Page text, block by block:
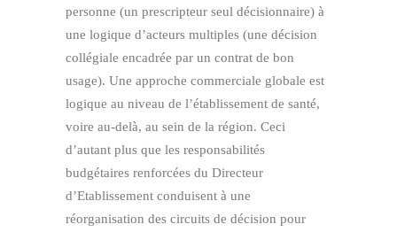
personne (un prescripteur seul décisionnaire) à
une logique d’acteurs multiples (une décision
collégiale encadrée par un contrat de bon
usage). Une approche commerciale globale est
logique au niveau de l’établissement de santé,
voire au-delà, au sein de la région. Ceci
d’autant plus que les responsabilités
budgétaires renforcées du Directeur
d’Etablissement conduisent à une
réorganisation des circuits de décision pour